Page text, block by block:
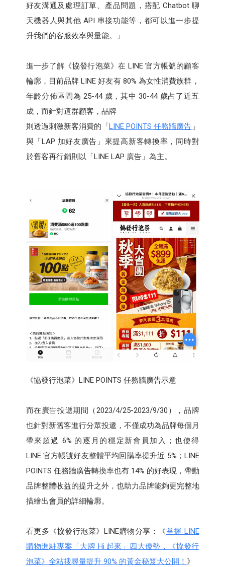
好友溝通及處理訂單、產品問題，搭配 Chatbot 聊
天機器人與其他 API 串接功能等，都可以進一步提
升我們的客服效率與量能。」
進一步了解《協發行泡菜》在 LINE 官方帳號的顧客
輪廓，目前品牌 LINE 好友有 80% 為女性消費族群，
年齡分佈區間為 25-44 歲，其中 30-44 歲占了近五
成，而針對這群顧客，品牌
則透過刺激新客消費的「LINE POINTS 任務牆廣告 」
與「LAP 加好友廣告」來提高新客轉換率，同時對
於舊客再行銷則以「LINE LAP 廣告」為主。
《協發行泡菜》LINE POINTS 任務牆廣告示意
而在廣告投遞期間（2023/4/25-2023/9/30），品牌
也針對新舊客進行分眾投遞，不僅成功為品牌每個月
帶來超過 6% 的逐月的穩定新會員加入；也使得
LINE 官方帳號好友整體平均回購率提升近 5%；LINE
POINTS 任務牆廣告轉換率也有 14% 的好表現，帶動
品牌整體收益的提升之外，也助力品牌能夠更完整地
描繪出會員的詳細輪廓。
看更多《協發行泡菜》LINE購物分享：《掌握 LINE
購物進駐專案「大牌 Hi 起來」四大優勢，《協發行
泡菜》全站搜尋量提升 90% 的黃金秘笈大公開！ 》